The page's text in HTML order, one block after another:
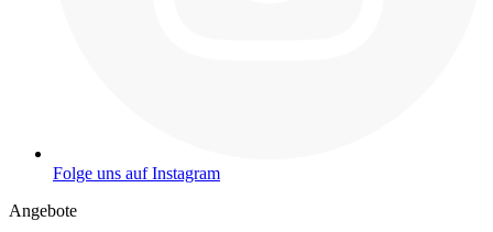
Folge uns auf Instagram
Angebote